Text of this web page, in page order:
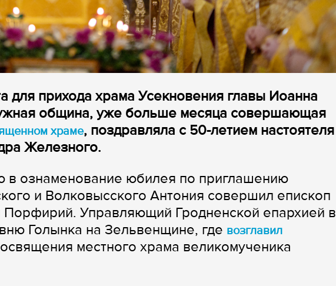
для прихода храма Усекновения главы Иоанна
община, уже больше месяца совершающая
храме, поздравляла с 50-летием настоятеля
Железного.
в ознаменование юбилея по приглашению
и Волковысского Антония совершил епископ
Порфирий. Управляющий Гродненской епархией в
Голынка на Зельвенщине, где возглавил
местного храма великомученика